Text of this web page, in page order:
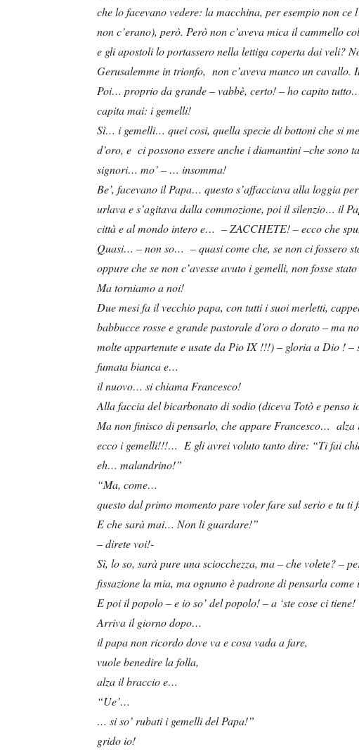
che lo facevano vedere: la macchina, per esempio non
non c’erano), però. Però non c’aveva mica il cammello
e gli apostoli lo portassero nella lettiga coperta dai veli?
Gerusalemme in trionfo, non c’aveva manco un cavallo.
Poi… proprio da grande – vabbè, certo! – ho capito
capita mai: i gemelli!
Sì… i gemelli… quei cosi, quella specie di bottoni che si
d’oro, e ci possono essere anche i diamantini –che
signori… mo’ – … insomma!
Be’, facevano il Papa… questo s’affacciava alla loggia
urlava e s’agitava dalla commozione, poi il silenzio… il
città e al mondo intero e… – ZACCHETE! – ecco che
Quasi… – non so… – quasi come che, se non ci fossero
oppure che se non c’avesse avuto i gemelli, non fosse
Ma torniamo a noi!
Due mesi fa il vecchio papa, con tutti i suoi merletti,
babbucce rosse e grande pastorale d’oro o dorato – ma
molte appartenute e usate da Pio IX !!!) – gloria a Dio ! –
fumata bianca e…
il nuovo… si chiama Francesco!
Alla faccia del bicarbonato di sodio (diceva Totò e
Ma non finisco di pensarlo, che appare Francesco…
ecco i gemelli!!!… E gli avrei voluto tanto dire: “Ti fai
eh… malandrino!”
“Ma, come…
questo dal primo momento pare voler fare sul serio e tu
E che sarà mai… Non li guardare!”
– direte voi!-
Sì, lo so, sarà pure una sciocchezza, ma – che volete? –
fissazione la mia, ma ognuno è padrone di pensarla
E poi il popolo – e io so’ del popolo! – a ‘ste cose ci tiene!
Arriva il giorno dopo…
il papa non ricordo dove va e cosa vada a fare,
vuole benedire la folla,
alza il braccio e…
“Ue’…
… si so’ rubati i gemelli del Papa!”
grido io!